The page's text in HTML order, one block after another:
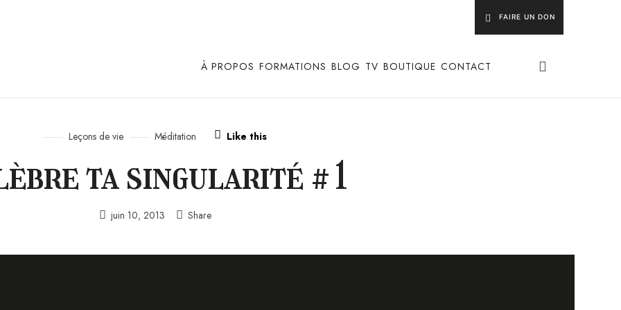
FAIRE UN DON
À PROPOS FORMATIONS BLOG TV BOUTIQUE CONTACT
Leçons de vie Méditation Like this
ta singularité #1
juin 10, 2013 Share